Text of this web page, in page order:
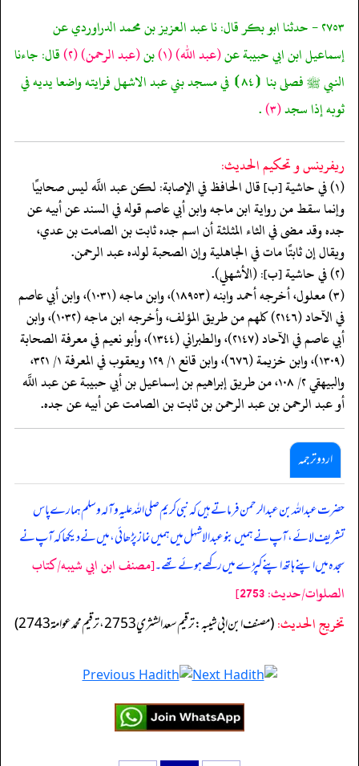
٢٧٥٣ - حدثنا ابو بكر قال: نا عبد العزيز بن محمد الدراوردي عن
إسماعيل ابن ابي حبيبة عن(عبد الله)(١) بن(عبد الرحمن)(٢) قال: جاءنا
النبي ﷺ فصلى بنا ⦗٨٤⦘ في مسجد بني عبد الاشهل فرايته واضعا يديه في
ثوبه إذا سجد(٣) .
ريفرينس و تحكيم الحدیث:
(١) في حاشية [ب] قال الحافظ في الإصابة: لكن عبد اللَّه ليس صحابيًا
وإنما سقط من رواية ابن ماجه وابن أبي عاصم قوله في السند عن أبيه عن
جده وقد مضى في الثاء المثلثة أن اسم جده ثابت بن الصامت بن عدي،
ويقال إن ثابتًا مات في الجاهلية وإن الصحبة لولده عبد الرحمن.
(٢) في حاشية [ب]: (الأشهلي).
(٣) معلول، أخرجه أحمد وابنه (١٨٩٥٣)، وابن ماجه (١٠٣١)، وابن أبي عاصم
في الآحاد (٢١٤٦) كلهم من طريق المؤلف، وأخرجه ابن ماجه (١٠٣٢)، وابن
أبي عاصم في الآحاد (٢١٤٧)، والطبراني (١٣٤٤)، وأبو نعيم في معرفة الصحابة
(١٣٠٩)، وابن خزيمة (٦٧٦)، وابن قانع ١/ ١٢٩ ويعقوب في المعرفة ١/ ٣٢١،
والبيهقي ٢/ ١٠٨، من طريق إبراهيم بن إسماعيل بن أبي حبيبة عن عبد اللَّه
أو عبد الرحمن بن عبد الرحمن بن ثابت بن الصامت عن أبيه عن جده.
اردو ترجمہ
حضرت عبد اللہ بن عبدا لرحمن فرماتے ہیں کہ نبی کریم صلی اللہ علیہ وآلہ وسلم ہمارے پاس
تشریف لائے، آپ نے ہمیں بنو عبد الاشہل میں ہمیں نماز پڑھائی، میں نے دیکھا کہ آپ نے
سجدہ میں اپنے ہاتھ اپنے کپڑے میں رکھے ہوئے تھے۔[مصنف ابن ابي شيبه/كتاب
الصلوات/حدیث: 2753]
تخریج الحدیث:(مصنف ابن ابي شيبه: ترقيم سعد الشثري 2753، ترقيم محمد عوامة 2743)